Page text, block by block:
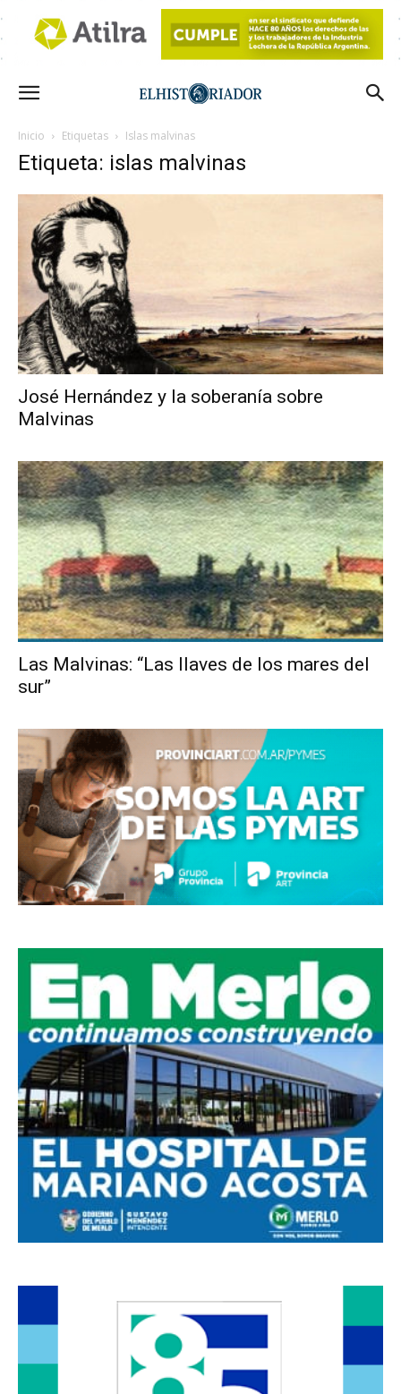
Inicio Etiquetas Islas malvinas
Etiqueta: islas malvinas
José Hernández y la soberanía sobre
Malvinas
Las Malvinas: “Las llaves de los mares del
sur”